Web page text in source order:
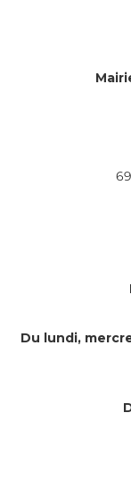
Du lundi,